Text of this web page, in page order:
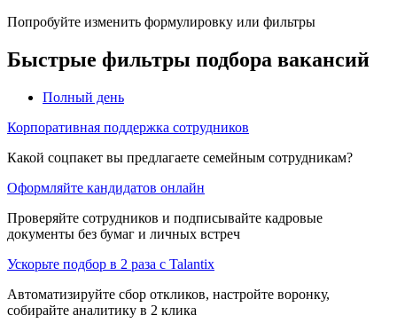
Попробуйте изменить формулировку или фильтры
Быстрые фильтры подбора вакансий
Полный день
Корпоративная поддержка сотрудников
Какой соцпакет вы предлагаете семейным сотрудникам?
Оформляйте кандидатов онлайн
Проверяйте сотрудников и подписывайте кадровые
документы без бумаг и личных встреч
Ускорьте подбор в 2 раза с Talantix
Автоматизируйте сбор откликов, настройте воронку,
собирайте аналитику в 2 клика